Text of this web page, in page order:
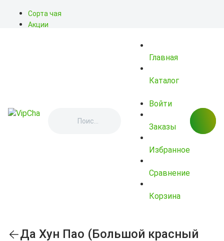
Сорта чая
Акции
Главная
Каталог
Войти
Заказы
Избранное
Сравнение
Корзина
Да Хун Пао (Большой красный